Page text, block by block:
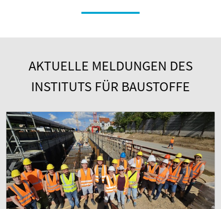
AKTUELLE MELDUNGEN DES
INSTITUTS FÜR BAUSTOFFE